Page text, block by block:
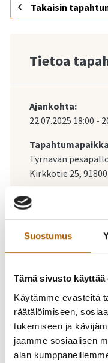
Suostumus
Tämä sivusto käyttää
Käytämme evästeitä
räätälöimiseen,
tukemiseen ja
jaamme sosiaalisen
alan
Takaisin
Tietoa
Ajankohta:
22.07.2025 18:00 -
Tyrnävän
Kirkkotie 25,
-